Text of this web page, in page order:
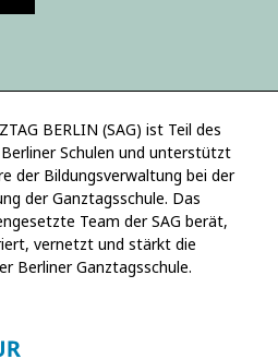
BERLIN (SAG) ist Teil des
Schulen und unterstützt
der Bildungsverwaltung bei der
der Ganztagsschule. Das
Team der SAG berät,
vernetzt und stärkt die
Berliner Ganztagsschule.